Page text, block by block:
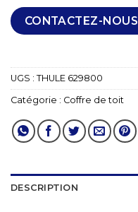
CONTACTEZ-NOUS
UGS : THULE 629800
Catégorie : Coffre de toit
DESCRIPTION